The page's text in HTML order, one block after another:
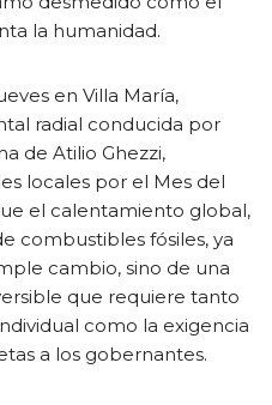
la humanidad.
en Villa María,
radial conducida por
de Atilio Ghezzi,
locales por el Mes del
el calentamiento global,
combustibles fósiles, ya
cambio, sino de una
que requiere tanto
como la exigencia
a los gobernantes.